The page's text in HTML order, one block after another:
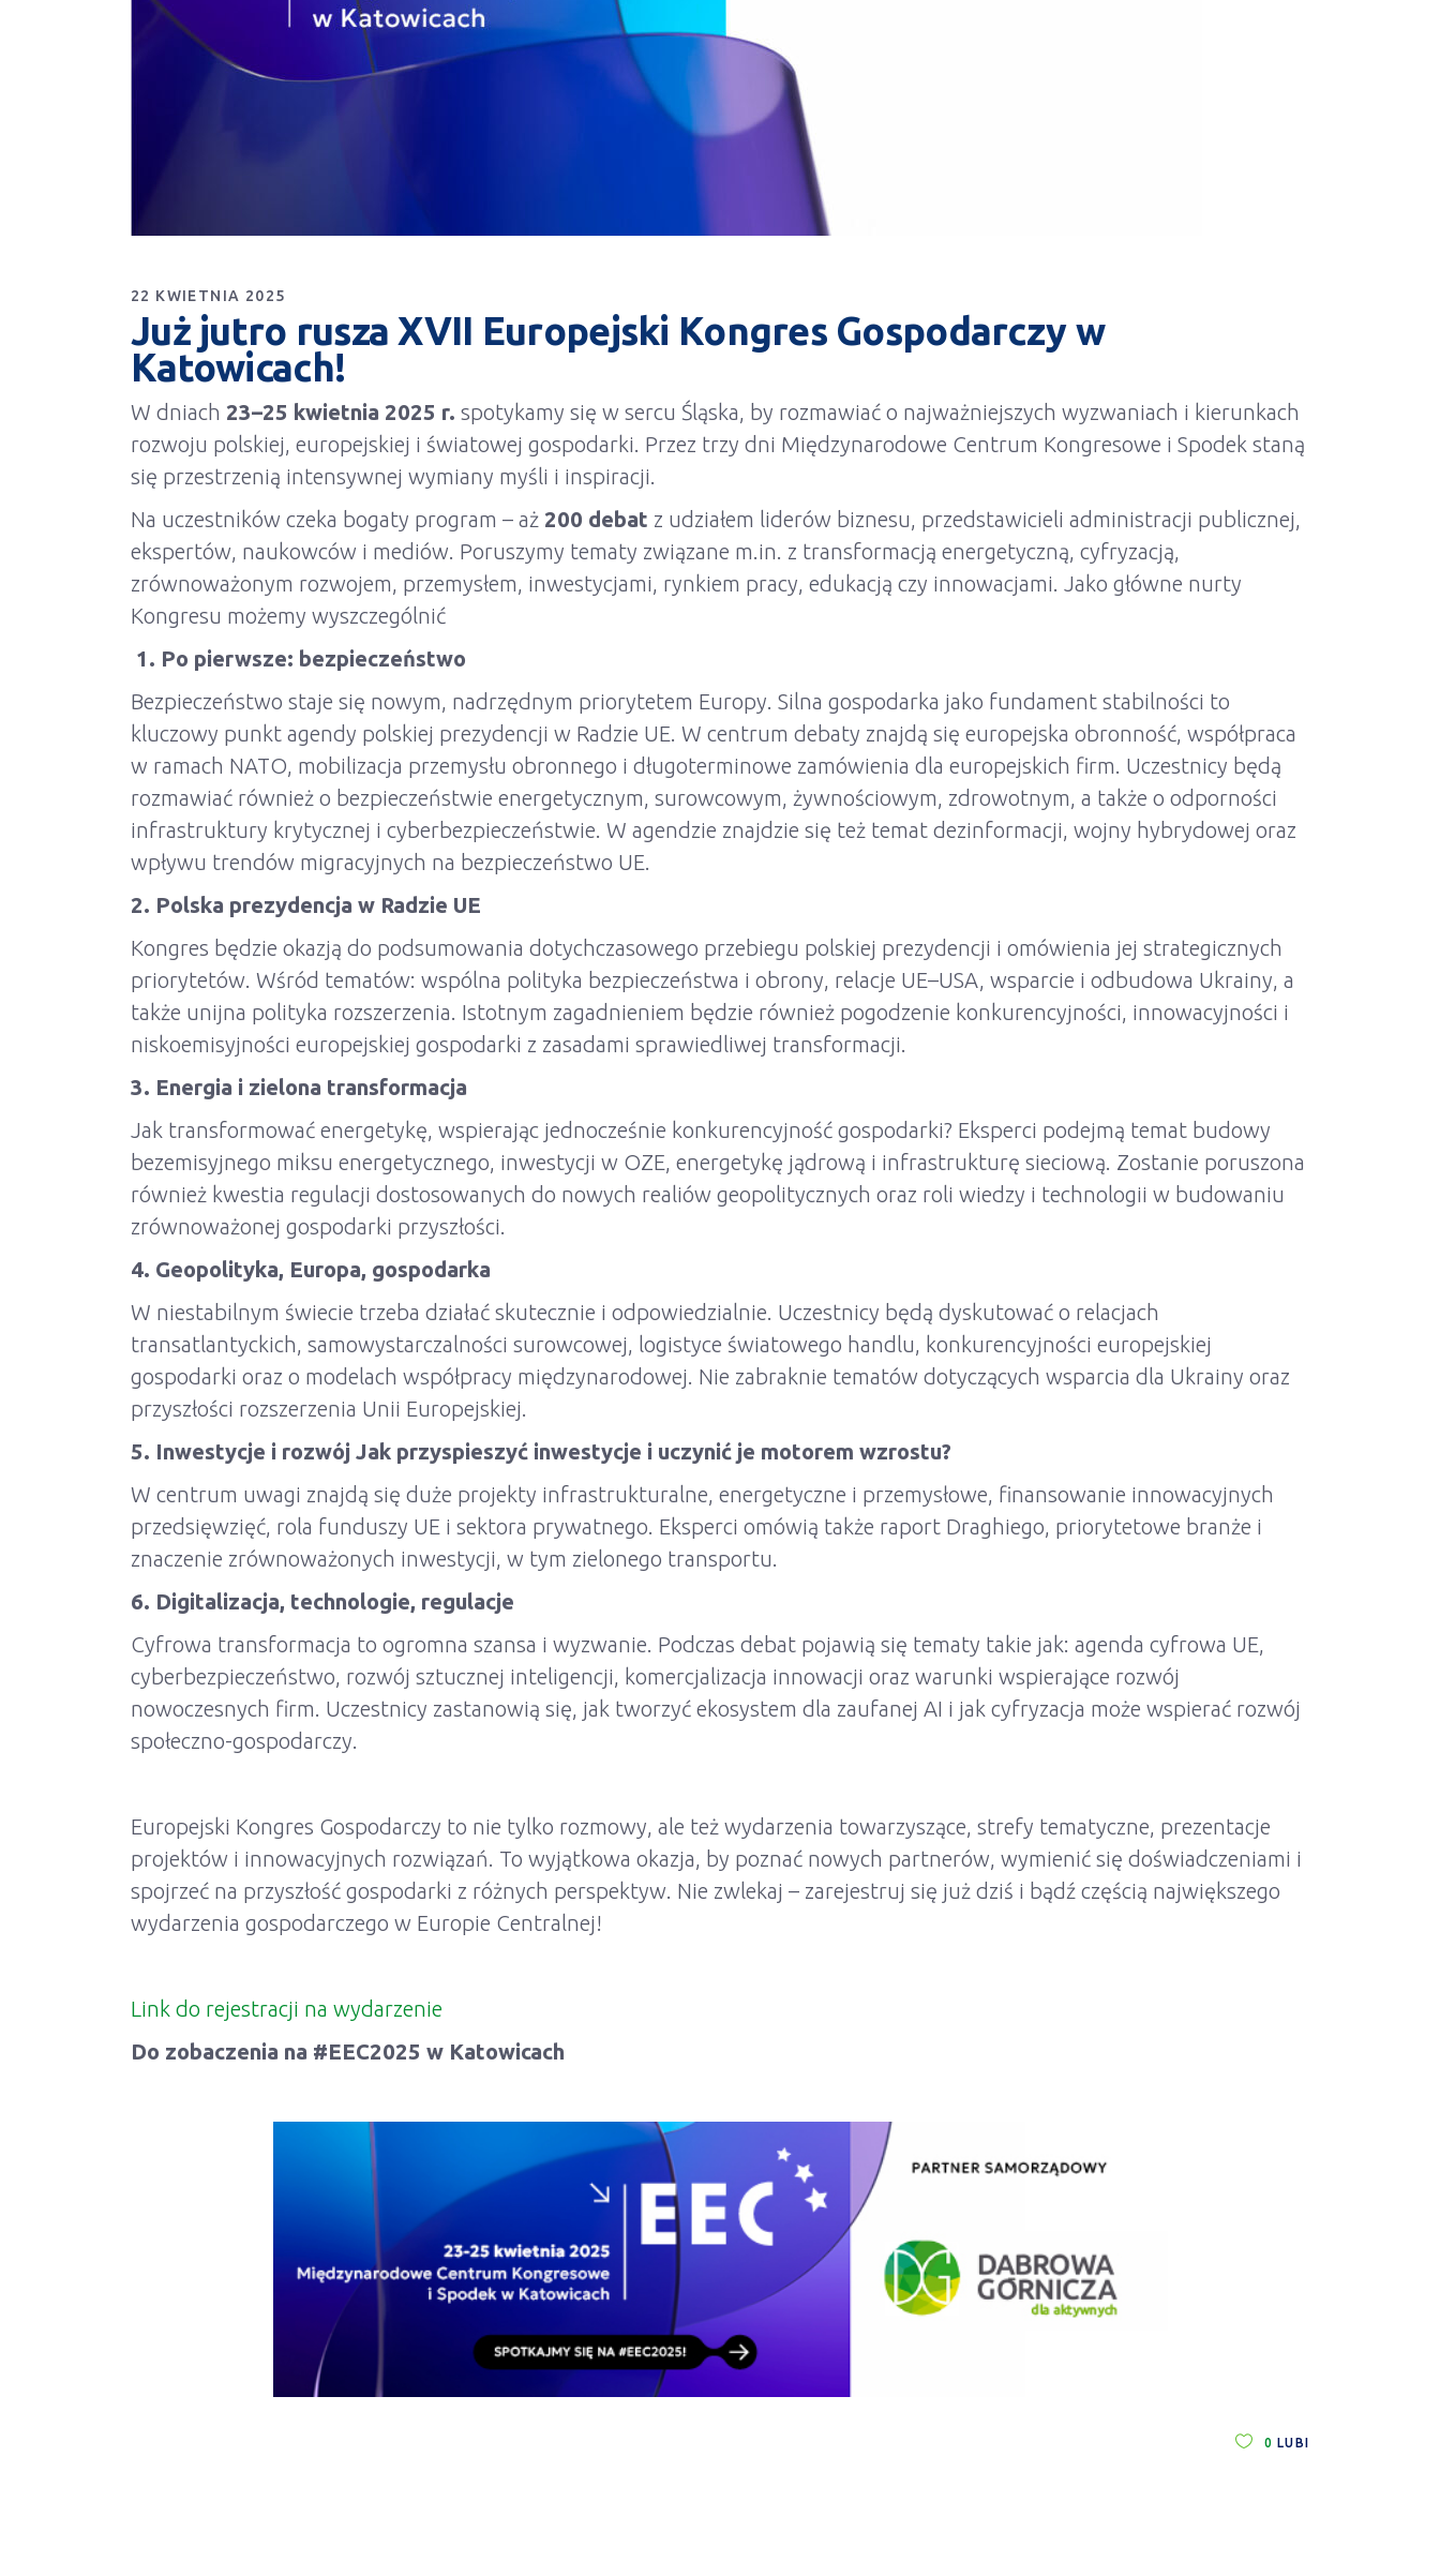
22 KWIETNIA 2025
Już jutro rusza XVII Europejski Kongres Gospodarczy w
Katowicach!
W dniach 23–25 kwietnia 2025 r. spotykamy się w sercu Śląska, by rozmawiać o najważniejszych wyzwaniach i kierunkach
rozwoju polskiej, europejskiej i światowej gospodarki. Przez trzy dni Międzynarodowe Centrum Kongresowe i Spodek staną
się przestrzenią intensywnej wymiany myśli i inspiracji.
Na uczestników czeka bogaty program – aż 200 debat z udziałem liderów biznesu, przedstawicieli administracji publicznej,
ekspertów, naukowców i mediów. Poruszymy tematy związane m.in. z transformacją energetyczną, cyfryzacją,
zrównoważonym rozwojem, przemysłem, inwestycjami, rynkiem pracy, edukacją czy innowacjami. Jako główne nurty
Kongresu możemy wyszczególnić
1. Po pierwsze: bezpieczeństwo
Bezpieczeństwo staje się nowym, nadrzędnym priorytetem Europy. Silna gospodarka jako fundament stabilności to
kluczowy punkt agendy polskiej prezydencji w Radzie UE. W centrum debaty znajdą się europejska obronność, współpraca
w ramach NATO, mobilizacja przemysłu obronnego i długoterminowe zamówienia dla europejskich firm. Uczestnicy będą
rozmawiać również o bezpieczeństwie energetycznym, surowcowym, żywnościowym, zdrowotnym, a także o odporności
infrastruktury krytycznej i cyberbezpieczeństwie. W agendzie znajdzie się też temat dezinformacji, wojny hybrydowej oraz
wpływu trendów migracyjnych na bezpieczeństwo UE.
2. Polska prezydencja w Radzie UE
Kongres będzie okazją do podsumowania dotychczasowego przebiegu polskiej prezydencji i omówienia jej strategicznych
priorytetów. Wśród tematów: wspólna polityka bezpieczeństwa i obrony, relacje UE–USA, wsparcie i odbudowa Ukrainy, a
także unijna polityka rozszerzenia. Istotnym zagadnieniem będzie również pogodzenie konkurencyjności, innowacyjności i
niskoemisyjności europejskiej gospodarki z zasadami sprawiedliwej transformacji.
3. Energia i zielona transformacja
Jak transformować energetykę, wspierając jednocześnie konkurencyjność gospodarki? Eksperci podejmą temat budowy
bezemisyjnego miksu energetycznego, inwestycji w OZE, energetykę jądrową i infrastrukturę sieciową. Zostanie poruszona
również kwestia regulacji dostosowanych do nowych realiów geopolitycznych oraz roli wiedzy i technologii w budowaniu
zrównoważonej gospodarki przyszłości.
4. Geopolityka, Europa, gospodarka
W niestabilnym świecie trzeba działać skutecznie i odpowiedzialnie. Uczestnicy będą dyskutować o relacjach
transatlantyckich, samowystarczalności surowcowej, logistyce światowego handlu, konkurencyjności europejskiej
gospodarki oraz o modelach współpracy międzynarodowej. Nie zabraknie tematów dotyczących wsparcia dla Ukrainy oraz
przyszłości rozszerzenia Unii Europejskiej.
5. Inwestycje i rozwój Jak przyspieszyć inwestycje i uczynić je motorem wzrostu?
W centrum uwagi znajdą się duże projekty infrastrukturalne, energetyczne i przemysłowe, finansowanie innowacyjnych
przedsięwzięć, rola funduszy UE i sektora prywatnego. Eksperci omówią także raport Draghiego, priorytetowe branże i
znaczenie zrównoważonych inwestycji, w tym zielonego transportu.
6. Digitalizacja, technologie, regulacje
Cyfrowa transformacja to ogromna szansa i wyzwanie. Podczas debat pojawią się tematy takie jak: agenda cyfrowa UE,
cyberbezpieczeństwo, rozwój sztucznej inteligencji, komercjalizacja innowacji oraz warunki wspierające rozwój
nowoczesnych firm. Uczestnicy zastanowią się, jak tworzyć ekosystem dla zaufanej AI i jak cyfryzacja może wspierać rozwój
społeczno-gospodarczy.
Europejski Kongres Gospodarczy to nie tylko rozmowy, ale też wydarzenia towarzyszące, strefy tematyczne, prezentacje
projektów i innowacyjnych rozwiązań. To wyjątkowa okazja, by poznać nowych partnerów, wymienić się doświadczeniami i
spojrzeć na przyszłość gospodarki z różnych perspektyw. Nie zwlekaj – zarejestruj się już dziś i bądź częścią największego
wydarzenia gospodarczego w Europie Centralnej!
Link do rejestracji na wydarzenie
Do zobaczenia na #EEC2025 w Katowicach
0 LUBI